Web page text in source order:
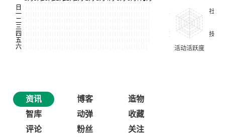
资讯 博客
造物
智库
动弹
收藏
评论
粉丝 关注